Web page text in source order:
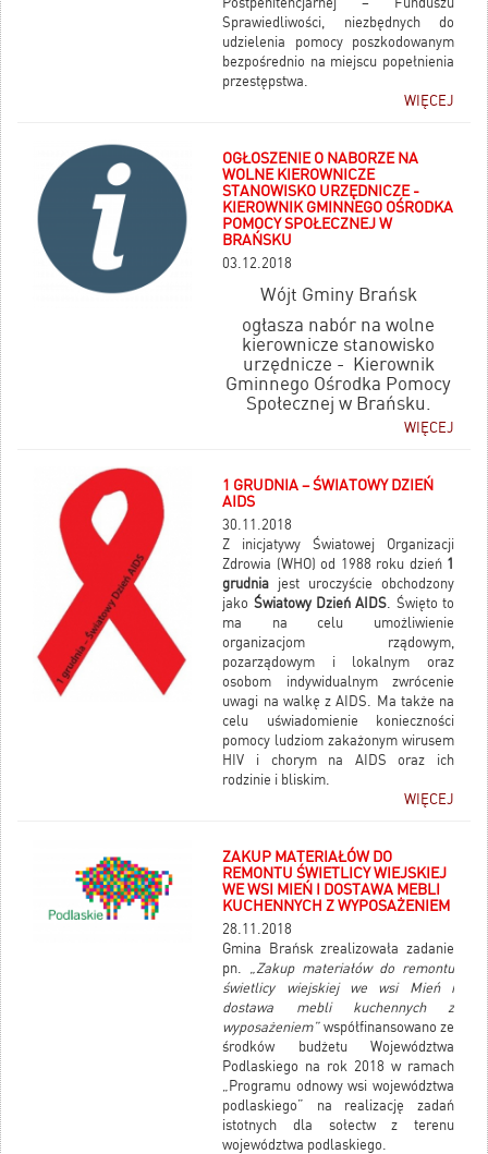
Sprawiedliwości, niezbędnych do
udzielenia pomocy poszkodowanym
bezpośrednio na miejscu popełnienia
przestępstwa.
WIĘCEJ
OGŁOSZENIE O NABORZE NA
WOLNE KIEROWNICZE
STANOWISKO URZĘDNICZE -
KIEROWNIK GMINNEGO OŚRODKA
POMOCY SPOŁECZNEJ W
BRAŃSKU
03.12.2018
Wójt Gminy Brańsk
ogłasza nabór na wolne
kierownicze stanowisko
urzędnicze - Kierownik
Gminnego Ośrodka Pomocy
Społecznej w Brańsku.
WIĘCEJ
1 GRUDNIA – ŚWIATOWY DZIEŃ
AIDS
30.11.2018
Z inicjatywy Światowej Organizacji
Zdrowia (WHO) od 1988 roku dzień 1
grudnia jest uroczyście obchodzony
jako Światowy Dzień AIDS . Święto to
ma na celu umożliwienie
organizacjom rządowym,
pozarządowym i lokalnym oraz
osobom indywidualnym zwrócenie
uwagi na walkę z AIDS. Ma także na
celu uświadomienie konieczności
pomocy ludziom zakażonym wirusem
HIV i chorym na AIDS oraz ich
rodzinie i bliskim.
WIĘCEJ
ZAKUP MATERIAŁÓW DO
REMONTU ŚWIETLICY WIEJSKIEJ
WE WSI MIEŃ I DOSTAWA MEBLI
KUCHENNYCH Z WYPOSAŻENIEM
28.11.2018
Gmina Brańsk zrealizowała zadanie
pn.
„Zakup materiałów do remontu
świetlicy wiejskiej we wsi Mień i
dostawa mebli kuchennych z
wyposażeniem”współfinansowano ze
środków budżetu Województwa
Podlaskiego na rok 2018 w ramach
„Programu odnowy wsi województwa
podlaskiego” na realizację zadań
istotnych dla sołectw z terenu
województwa podlaskiego.